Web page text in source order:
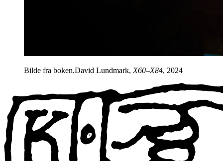
Bilde fra boken.David Lundmark, X60–X84, 2024